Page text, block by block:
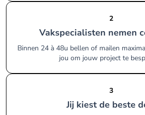
2
Vakspecialisten nemen
Binnen 24 à 48u bellen of mailen
jou om jouw project te
3
Jij kiest de beste